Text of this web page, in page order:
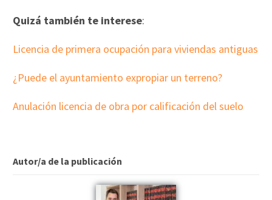
Quizá también te interese:
Licencia de primera ocupación para viviendas antiguas
¿Puede el ayuntamiento expropiar un terreno?
Anulación licencia de obra por calificación del suelo
Autor/a de la publicación